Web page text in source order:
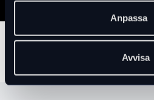
Anpassa
Avvisa